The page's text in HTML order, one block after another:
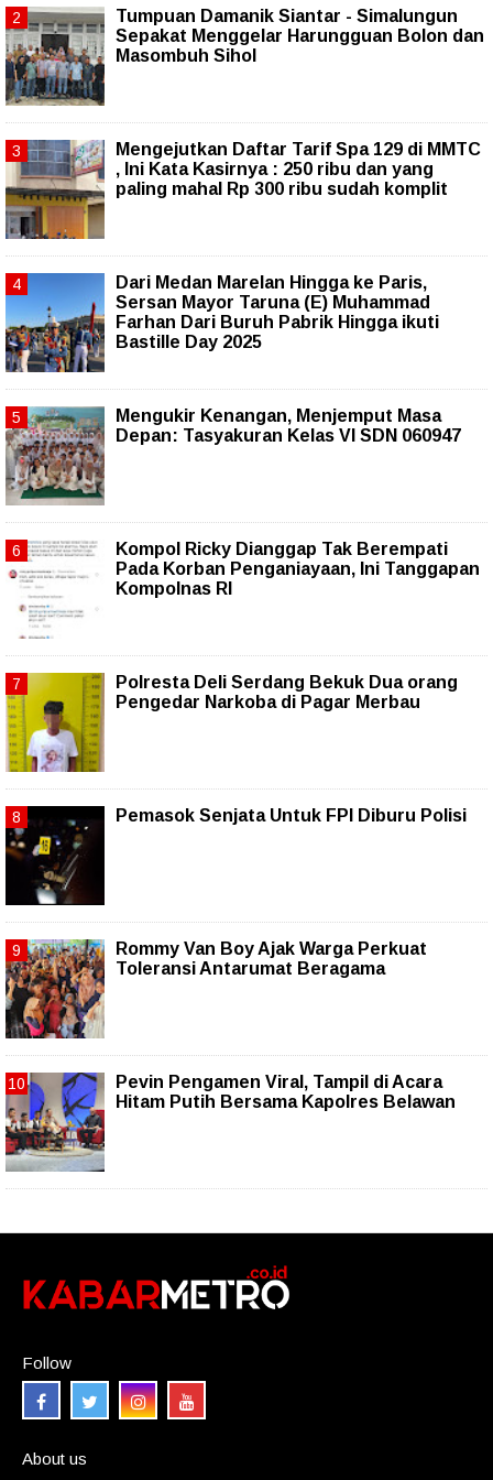
Tumpuan Damanik Siantar - Simalungun
Sepakat Menggelar Harungguan Bolon dan
Masombuh Sihol
Mengejutkan Daftar Tarif Spa 129 di MMTC
, Ini Kata Kasirnya : 250 ribu dan yang
paling mahal Rp 300 ribu sudah komplit
‎Dari Medan Marelan Hingga ke Paris,
Sersan Mayor Taruna (E) Muhammad
Farhan Dari Buruh Pabrik Hingga ikuti
Bastille Day 2025
Mengukir Kenangan, Menjemput Masa
Depan: Tasyakuran Kelas VI SDN 060947
Kompol Ricky Dianggap Tak Berempati
Pada Korban Penganiayaan, Ini Tanggapan
Kompolnas RI
Polresta Deli Serdang Bekuk Dua orang
Pengedar Narkoba di Pagar Merbau
Pemasok Senjata Untuk FPI Diburu Polisi
Rommy Van Boy Ajak Warga Perkuat
Toleransi Antarumat Beragama
Pevin Pengamen Viral, Tampil di Acara
Hitam Putih Bersama Kapolres Belawan
Follow
About us